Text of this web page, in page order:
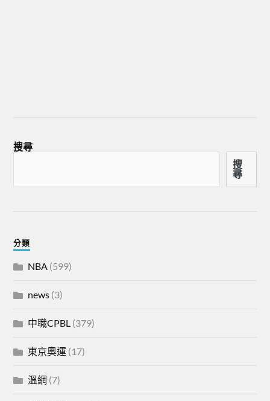
搜尋
搜
尋
分類
NBA (599)
news (3)
中職CPBL (379)
東京奧運 (17)
溫網 (7)